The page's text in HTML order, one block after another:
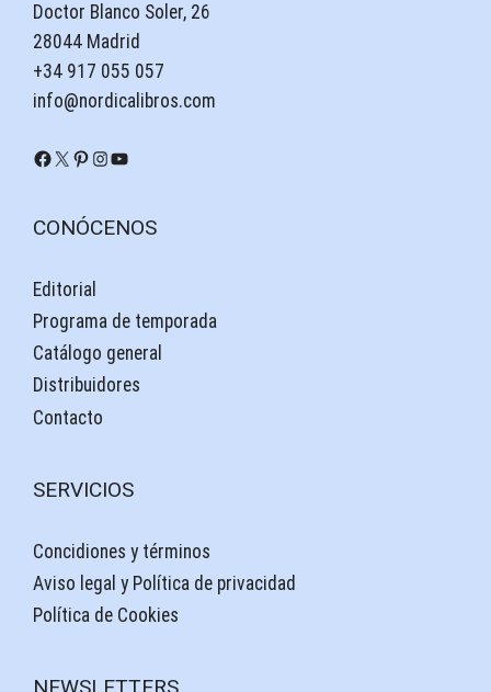
Doctor Blanco Soler, 26
28044 Madrid
+34 917 055 057
info@nordicalibros.com
Facebook
X Pinterest
Instagram
YouTube
CONÓCENOS
Editorial
Programa de temporada
Catálogo general
Distribuidores
Contacto
SERVICIOS
Concidiones y términos
Aviso legal y Política de privacidad
Política de Cookies